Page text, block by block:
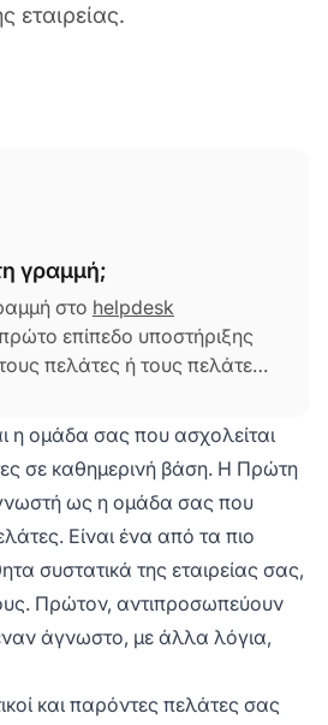
εταιρείας.
γραμμή;
στο helpdesk
επίπεδο υποστήριξης
πελάτες ή τους πελάτες.
τα ερωτήματα, τα
αιτήματα των πελατών. Το
πρώτης γραμμής είναι
παροχή άμεσης βοήθειας,
προβλημάτων και την
ζητημάτων σε ομάδες
επιπέδου, εάν είναι
τις αξίες και τον
εταιρείας,
την αντίληψη του
εμπειρία.
η ομάδα σας που ασχολείται
σε καθημερινή βάση. Η Πρώτη
γνωστή ως η ομάδα σας που
Είναι ένα από τα πιο
συστατικά της εταιρείας σας,
Πρώτον, αντιπροσωπεύουν
άγνωστο, με άλλα λόγια,
και παρόντες πελάτες σας